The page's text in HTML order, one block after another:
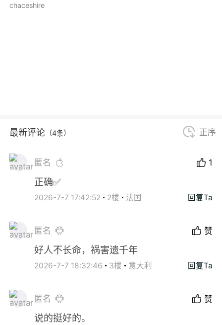
chaceshire
最新评论 （4条） 正序
匿名 1
正确✅
2026-7-7 17:42:52 2楼 法国 回复Ta
匿名 赞
好人不长命，祸害遗千年
2026-7-7 18:32:46 3楼 意大利 回复Ta
匿名 赞
说的挺好的。